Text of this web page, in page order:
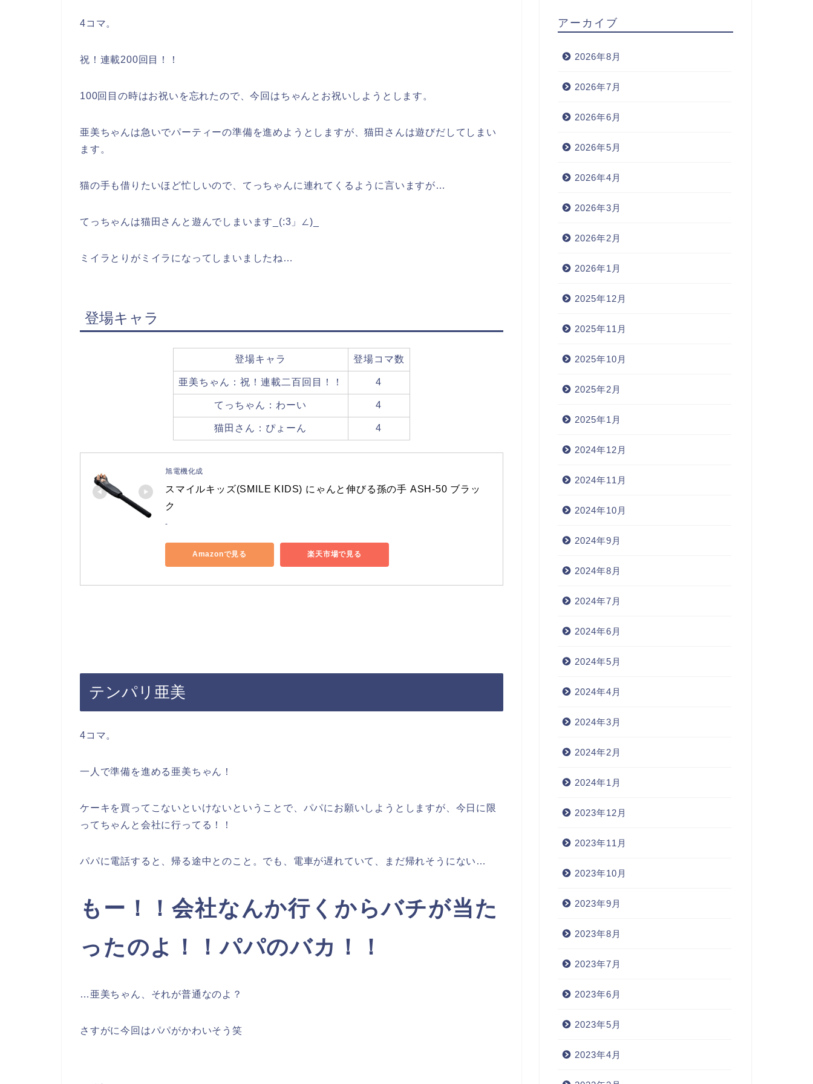
4コマ。
祝！連載200回目！！
100回目の時はお祝いを忘れたので、今回はちゃんとお祝いしようとします。
亜美ちゃんは急いでパーティーの準備を進めようとしますが、猫田さんは遊びだしてしまい
ます。
猫の手も借りたいほど忙しいので、てっちゃんに連れてくるように言いますが…
てっちゃんは猫田さんと遊んでしまいます_(:3」∠)_
ミイラとりがミイラになってしまいましたね…
登場キャラ
登場キャラ 登場コマ数
亜美ちゃん：祝！連載二百回目！！ 4
てっちゃん：わーい 4
猫田さん：ぴょーん 4
旭電機化成
スマイルキッズ(SMILE KIDS) にゃんと伸びる孫の手 ASH-50 ブラッ
ク
-
Amazonで見る 楽天市場で見る
テンパリ亜美
4コマ。
一人で準備を進める亜美ちゃん！
ケーキを買ってこないといけないということで、パパにお願いしようとしますが、今日に限
ってちゃんと会社に行ってる！！
パパに電話すると、帰る途中とのこと。でも、電車が遅れていて、まだ帰れそうにない…
もー！！会社なんか行くからバチが当た
ったのよ！！パパのバカ！！
…亜美ちゃん、それが普通なのよ？
さすがに今回はパパがかわいそう笑
アーカイブ
2026年8月
2026年7月
2026年6月
2026年5月
2026年4月
2026年3月
2026年2月
2026年1月
2025年12月
2025年11月
2025年10月
2025年2月
2025年1月
2024年12月
2024年11月
2024年10月
2024年9月
2024年8月
2024年7月
2024年6月
2024年5月
2024年4月
2024年3月
2024年2月
2024年1月
2023年12月
2023年11月
2023年10月
2023年9月
2023年8月
2023年7月
2023年6月
2023年5月
2023年4月